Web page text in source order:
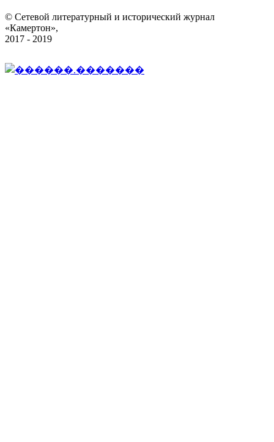
© Сетевой литературный и исторический журнал
«Камертон»,
2017 - 2019